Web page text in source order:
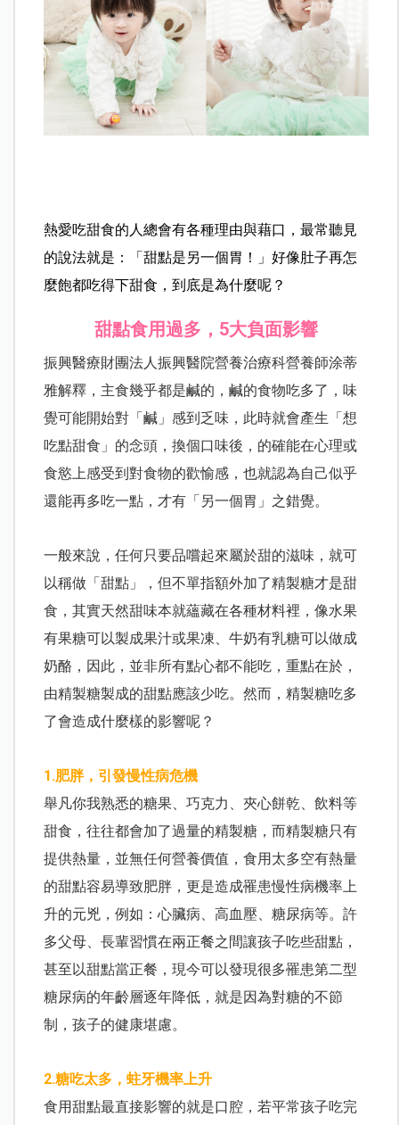
熱愛吃甜食的人總會有各種理由與藉口，最常聽見
的說法就是：「甜點是另一個胃！」好像肚子再怎
麼飽都吃得下甜食，到底是為什麼呢？
甜點食用過多，5大負面影響
振興醫療財團法人振興醫院營養治療科營養師涂蒂
雅解釋，主食幾乎都是鹹的，鹹的食物吃多了，味
覺可能開始對「鹹」感到乏味，此時就會產生「想
吃點甜食」的念頭，換個口味後，的確能在心理或
食慾上感受到對食物的歡愉感，也就認為自己似乎
還能再多吃一點，才有「另一個胃」之錯覺。
一般來說，任何只要品嚐起來屬於甜的滋味，就可
以稱做「甜點」，但不單指額外加了精製糖才是甜
食，其實天然甜味本就蘊藏在各種材料裡，像水果
有果糖可以製成果汁或果凍、牛奶有乳糖可以做成
奶酪，因此，並非所有點心都不能吃，重點在於，
由精製糖製成的甜點應該少吃。然而，精製糖吃多
了會造成什麼樣的影響呢？
1.肥胖，引發慢性病危機
舉凡你我熟悉的糖果、巧克力、夾心餅乾、飲料等
甜食，往往都會加了過量的精製糖，而精製糖只有
提供熱量，並無任何營養價值，食用太多空有熱量
的甜點容易導致肥胖，更是造成罹患慢性病機率上
升的元兇，例如：心臟病、高血壓、糖尿病等。許
多父母、長輩習慣在兩正餐之間讓孩子吃些甜點，
甚至以甜點當正餐，現今可以發現很多罹患第二型
糖尿病的年齡層逐年降低，就是因為對糖的不節
制，孩子的健康堪慮。
2.糖吃太多，蛀牙機率上升
食用甜點最直接影響的就是口腔，若平常孩子吃完